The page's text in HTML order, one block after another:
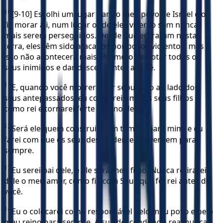
10 [9-10] Escolhi um lugar para o meu povo de Israel e o
fiz morar ali, num lugar onde eles viverão sem nunca
mais serem perseguidos. Desde que entraram nesta
terra, eles têm sido atacados por povos violentos, mas
isso não acontecerá mais. Prometo derrotar todos os
seus inimigos e dar descendentes a você.
11
E, quando você morrer e for sepultado ao lado dos
seus antepassados, eu colocarei um dos seus filhos
como rei e tornarei forte o reino dele.
12 Será ele quem construirá um templo para mim, e eu
farei com que os seus descendentes governem para
sempre.
13 Eu serei pai dele, e ele será meu filho. Nunca retirarei
dele o meu amor, como fiz com Saul, que foi rei antes de
você.
14 Eu o colocarei como responsável pelo meu povo e pelo